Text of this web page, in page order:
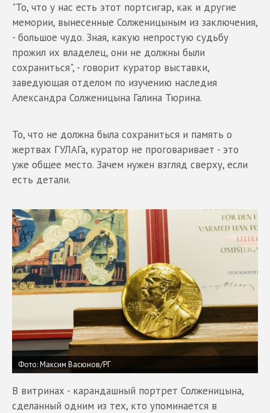
"То, что у нас есть этот портсигар, как и другие
мемории, вынесенные Солженицыным из заключения,
- большое чудо. Зная, какую непростую судьбу
прожил их владелец, они не должны были
сохраниться", - говорит куратор выставки,
заведующая отделом по изучению наследия
Александра Солженицына Галина Тюрина.
То, что не должна была сохраниться и память о
жертвах ГУЛАГа, куратор не проговаривает - это
уже общее место. Зачем нужен взгляд сверху, если
есть детали.
Фото: Максим Васюнов/РГ
В витринах - карандашный портрет Солженицына,
сделанный одним из тех, кто упоминается в